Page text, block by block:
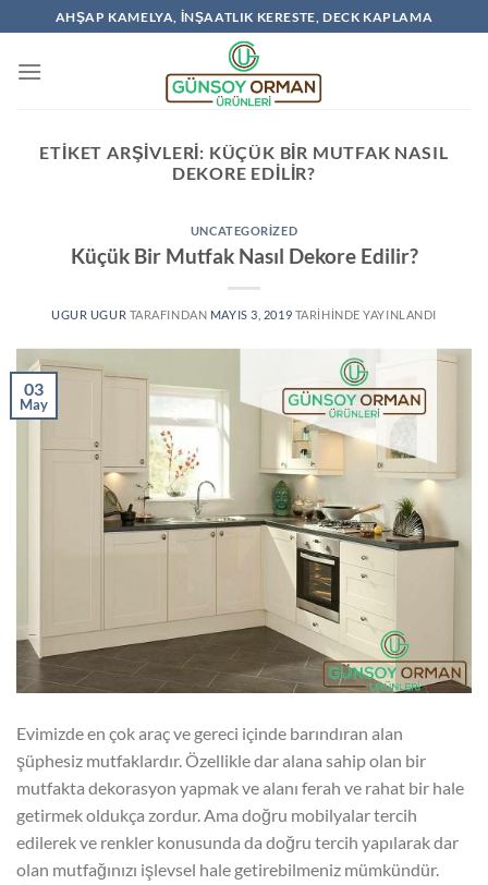
AHŞAP KAMELYA, İNŞAATLIK KERESTE, DECK KAPLAMA
ETIKET ARŞIVLERI: KÜÇÜK BIR MUTFAK NASIL
DEKORE EDILIR?
UNCATEGORIZED
Küçük Bir Mutfak Nasıl Dekore Edilir?
UGUR UGUR TARAFINDAN MAYIS 3, 2019 TARIHINDE YAYINLANDI
03
May
Evimizde en çok araç ve gereci içinde barındıran alan
şüphesiz mutfaklardır. Özellikle dar alana sahip olan bir
mutfakta dekorasyon yapmak ve alanı ferah ve rahat bir hale
getirmek oldukça zordur. Ama doğru mobilyalar tercih
edilerek ve renkler konusunda da doğru tercih yapılarak dar
olan mutfağınızı işlevsel hale getirebilmeniz mümkündür.